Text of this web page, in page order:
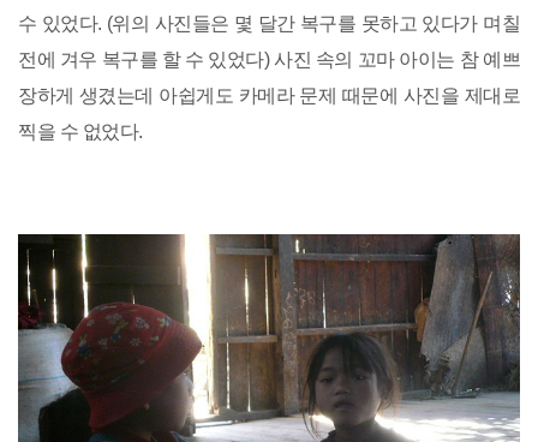
수 있었다. (위의 사진들은 몇 달간 복구를 못하고 있다가 며칠
전에 겨우 복구를 할 수 있었다) 사진 속의 꼬마 아이는 참 예쁘
장하게 생겼는데 아쉽게도 카메라 문제 때문에 사진을 제대로
찍을 수 없었다.